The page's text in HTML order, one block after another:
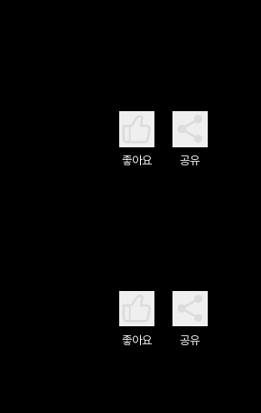
좋아요 공유
좋아요 공유